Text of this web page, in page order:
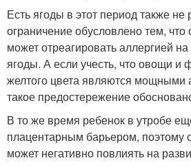
Есть ягоды в этот период также не
ограничение обусловлено тем,
может отреагировать аллергией
ягоды. А если учесть, что овощи и
желтого цвета являются мощными
такое предостережение
В то же время ребенок в утробе
плацентарным барьером, поэтому
может негативно повлиять на